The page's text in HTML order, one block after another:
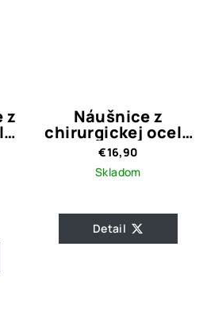
z Náušnice z
chirurgickej ocele
SELYA
€16,90
Skladom
Detail